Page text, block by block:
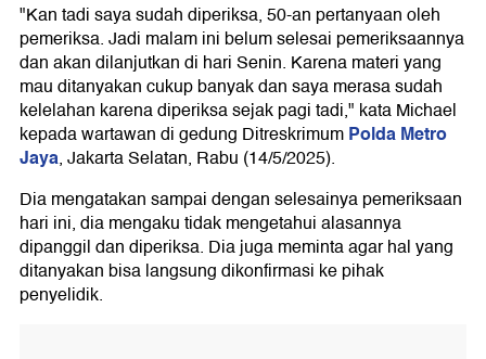
"Kan tadi saya sudah diperiksa, 50-an pertanyaan oleh
pemeriksa. Jadi malam ini belum selesai pemeriksaannya
dan akan dilanjutkan di hari Senin. Karena materi yang
mau ditanyakan cukup banyak dan saya merasa sudah
kelelahan karena diperiksa sejak pagi tadi," kata Michael
kepada wartawan di gedung DitreskrimumPolda Metro
Jaya, Jakarta Selatan, Rabu (14/5/2025).
Dia mengatakan sampai dengan selesainya pemeriksaan
hari ini, dia mengaku tidak mengetahui alasannya
dipanggil dan diperiksa. Dia juga meminta agar hal yang
ditanyakan bisa langsung dikonfirmasi ke pihak
penyelidik.